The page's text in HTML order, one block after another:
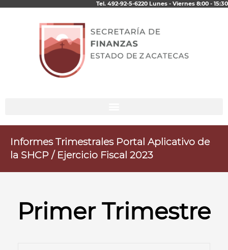
Tel. 492-92-5-6220 Lunes - Viernes 8:00 - 15:30
Informes Trimestrales Portal Aplicativo de
la SHCP / Ejercicio Fiscal 2023
Primer Trimestre